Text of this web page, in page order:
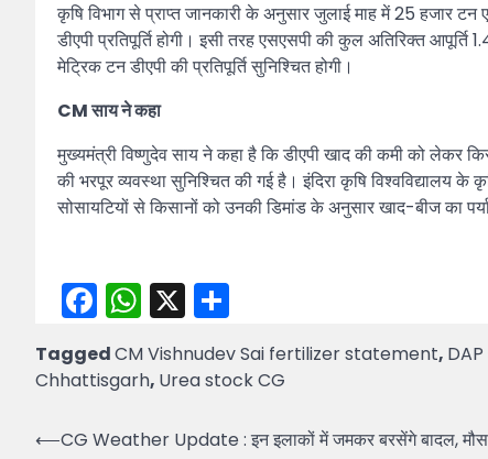
कृषि विभाग से प्राप्त जानकारी के अनुसार जुलाई माह में 25 हजार
डीएपी प्रतिपूर्ति होगी। इसी तरह एसएसपी की कुल अतिरिक्त
मेट्रिक टन डीएपी की प्रतिपूर्ति सुनिश्चित होगी।
CM साय ने कहा
मुख्यमंत्री विष्णुदेव साय ने कहा है कि डीएपी खाद की कमी को लेकर
की भरपूर व्यवस्था सुनिश्चित की गई है। इंदिरा कृषि विश्वविद्यालय
सोसायटियों से किसानों को उनकी डिमांड के अनुसार खाद-बीज का
Facebook
WhatsApp
X
TaggedCM Vishnudev Sai fertilizer statement,
Chhattisgarh, Urea stock CG
Post
⟵CG Weather Update : इन इलाकों में जमकर बरसेंगे बादल, मौसम